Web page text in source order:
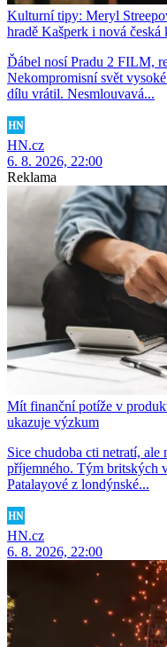
Kulturní tipy: Meryl
hradě Kašperk i nová česká
Ďábel nosí Pradu 2 FILM,
Nekompromisní svět
dílu vrátil. Nesmlouvavá...
HN.cz
6. 8. 2026, 22:00
Reklama
Mít finanční potíže v
ukazuje výzkum
Sice chudoba cti netratí,
příjemného. Tým britských
Patalayové z londýnské...
HN.cz
6. 8. 2026, 22:00